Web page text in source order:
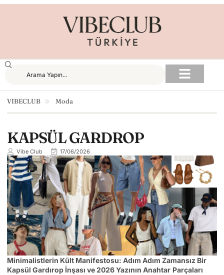
VIBECLUB Moda
KAPSÜL GARDROP
Vibe Club 17/06/2026
Minimalistlerin Kült Manifestosu: Adım Adım Zamansız Bir
Kapsül Gardırop İnşası ve 2026 Yazının Anahtar Parçaları